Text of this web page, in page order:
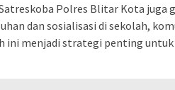
Polres Blitar Kota juga
dan sosialisasi di sekolah,
ini menjadi strategi penting